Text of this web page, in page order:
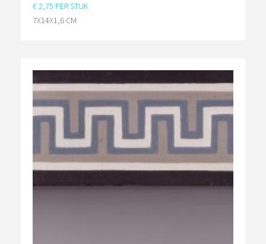
€ 2,75 PER STUK
7X14X1,6 CM